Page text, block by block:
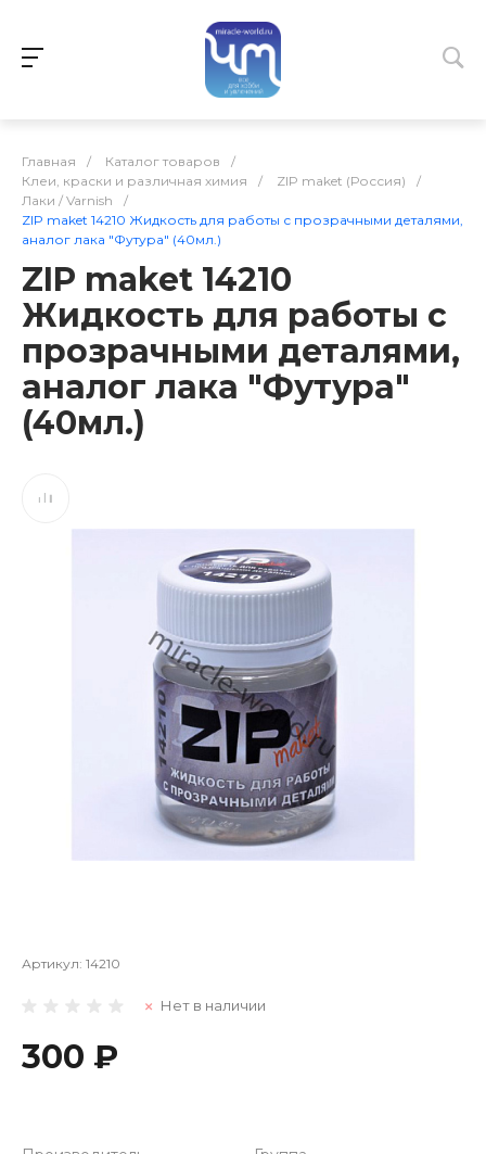
Главная / Каталог товаров
/
Клеи, краски и различная химия
/ ZIP maket (Россия)
/
Лаки / Varnish
/
ZIP maket 14210 Жидкость для работы с прозрачными деталями,
аналог лака "Футура" (40мл.)
ZIP maket 14210
Жидкость для работы с
прозрачными деталями,
аналог лака "Футура"
(40мл.)
Артикул: 14210
Нет в наличии
300 ₽